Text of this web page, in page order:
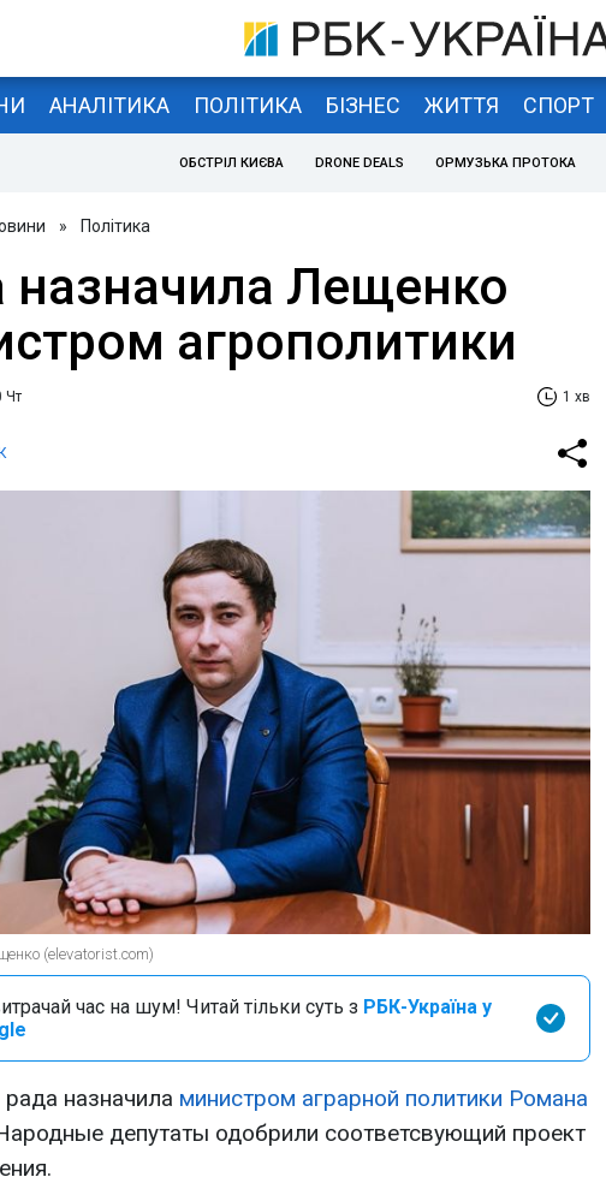
АНАЛІТИКА ПОЛІТИКА БІЗНЕС ЖИТТЯ СПОРТ
ОБСТРІЛ КИЄВА DRONE DEALS ОРМУЗЬКА ПРОТОКА
» Політика
назначила Лещенко
агрополитики
Чт 1 хв
(elevatorist.com)
час на шум! Читай тільки суть з РБК-Україна у
назначила министром аграрной политики Романа
депутаты одобрили соответсвующий проект